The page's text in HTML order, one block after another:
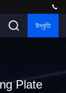
উদ্ধৃতি
Plate